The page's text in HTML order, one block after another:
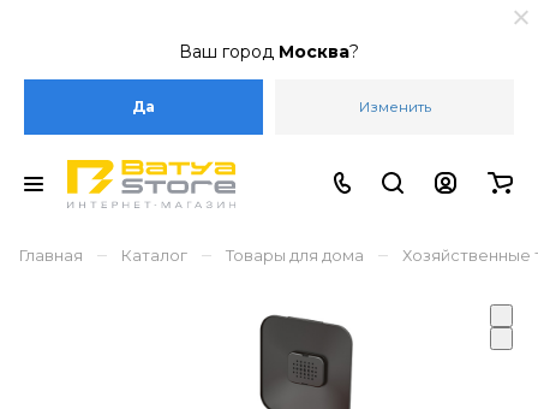
Ваш город Москва?
Да Изменить
Главная – Каталог – Товары для дома – Хозяйственные